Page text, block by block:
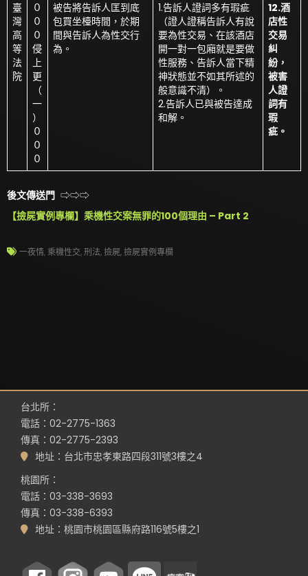
臺
灣
高
等
法
院
０
０
０
侵
上
更
（
一
）
０
０
０
被告將告訴人匡到底
包買坐檯時間，於期
間與告訴人為性交行
為。
1.告訴人證詞多有瑕疵
（證人證稱告訴人有說
要為性交易、在該酒店
開一對一包廂就是要做
性服務、告訴人當下精
神狀態並不如其所述的
般意識不清）。
2.告訴人已與被告達成
和解。
12.酒
店性
交易
糾
紛，
被害
人證
詞有
瑕
疵。
後文傳送門 ⇨⇨⇨
【撿屍實例專欄】乘機性交案無罪的100個理由 – Part 2
一夜情, 乘機性交,刑法,撿屍,撿屍實例專欄
台北所：
電話：02-2775-1363
傳真：02-2775-2393
地址：台北市忠孝東路四段311號3樓之4
桃園所：
電話：03-338-3693
傳真：03-338-6393
地址：桃園市桃園區縣府路116號5樓之1